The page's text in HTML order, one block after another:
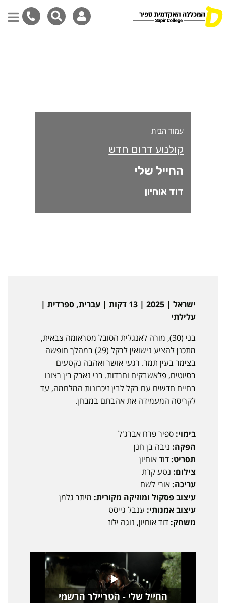
עמוד הבית
קולנוע דרום חדש
החייל שלי
דוד אוחיון
ישראל | 2025 | 13 דקות | עברית, ספרדית |
עלילתי
בני (30), מורה לאנגלית הסובל מטראומה צבאית,
מתכנן להציע נישואין לרקל (29) במהלך חופשה
בצימר בעין תמר. רגעי אושר ואהבה נקטעים
בסיוטים, פלאשבקים וחרדות. בני נאבק בין רצונו
בחיים חדשים עם רקל לבין זיכרונות המלחמה, עד
לקריסה המעמידה את אהבתם במבחן.
בימוי: ספיר פרח אברג'ל
הפקה: ניבה בן חנן
תסריט: דוד אוחיון
צילום: נטע קרת
עריכה: אורי לשם
עיצוב פסקול ומוזיקה מקורית: מיתר גלמן
עיצוב אמנותי: ענבל גייסט
משחק: דוד אוחיון, נוגה ילוז
החייל שלי - הטריילר הרשמי